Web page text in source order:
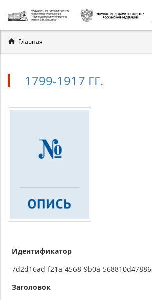
Вы
здесь
Главная
1799-1917 ГГ.
Идентификатор
7d2d16ad-f21a-4568-9b0a-568810d47886
Заголовок